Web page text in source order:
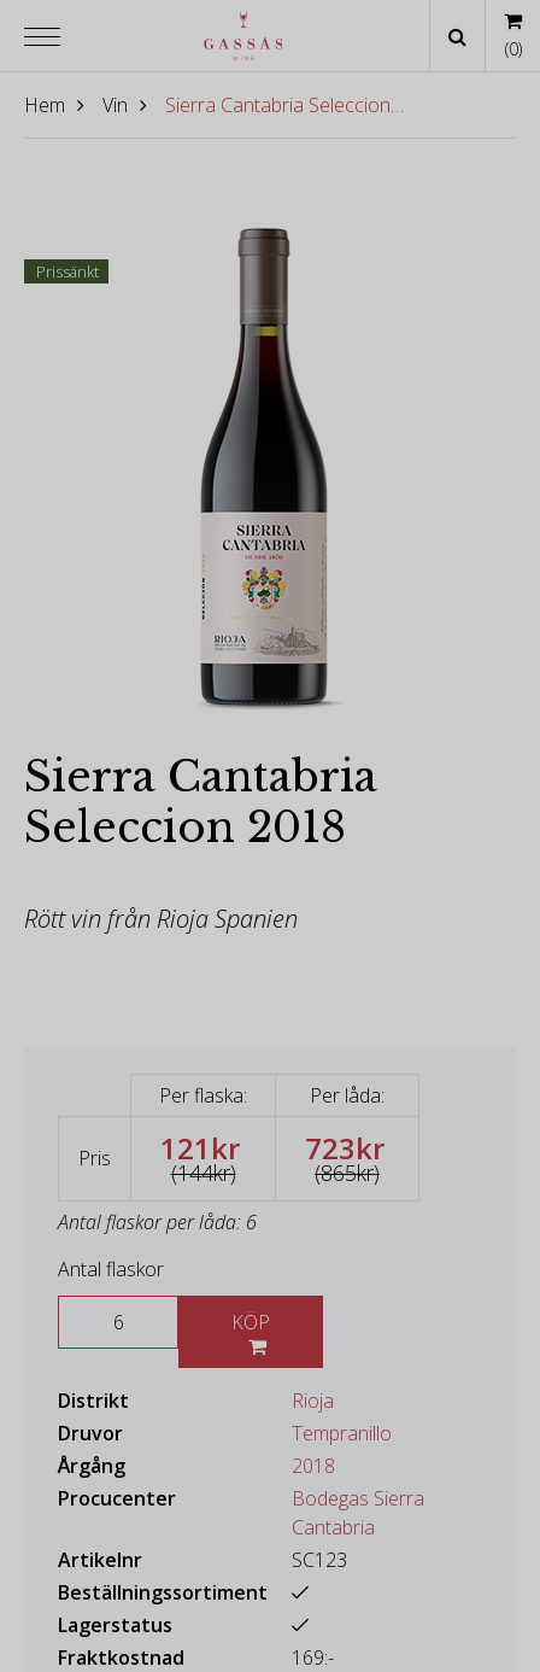
Hem Vin Sierra Cantabria Seleccion 2018
Prissänkt
Sierra Cantabria
Seleccion 2018
Rött vin från Rioja Spanien
Per flaska: Per låda:
Pris 121kr
(144kr)
723kr
(865kr)
Antal flaskor per låda: 6
Antal flaskor
Distrikt
Rioja
Druvor
Tempranillo
Årgång
2018
Procucenter
Bodegas Sierra
Cantabria
Artikelnr
SC123
Beställningssortiment
Lagerstatus
Fraktkostnad
169:-
(0)